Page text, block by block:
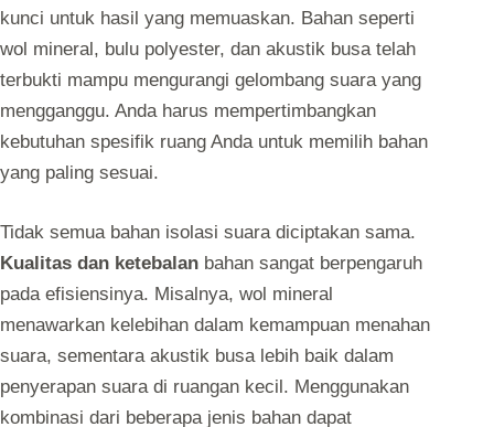
kunci untuk hasil yang memuaskan. Bahan seperti
wol mineral, bulu polyester, dan akustik busa telah
terbukti mampu mengurangi gelombang suara yang
mengganggu. Anda harus mempertimbangkan
kebutuhan spesifik ruang Anda untuk memilih bahan
yang paling sesuai.
Tidak semua bahan isolasi suara diciptakan sama.
Kualitas dan ketebalan bahan sangat berpengaruh
pada efisiensinya. Misalnya, wol mineral
menawarkan kelebihan dalam kemampuan menahan
suara, sementara akustik busa lebih baik dalam
penyerapan suara di ruangan kecil. Menggunakan
kombinasi dari beberapa jenis bahan dapat